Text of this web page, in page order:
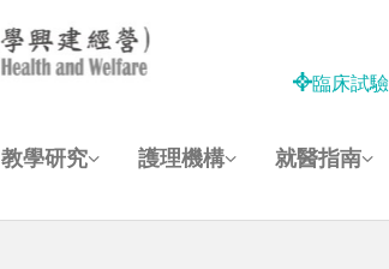
臨床試
教學研究 護理機構 就醫指南